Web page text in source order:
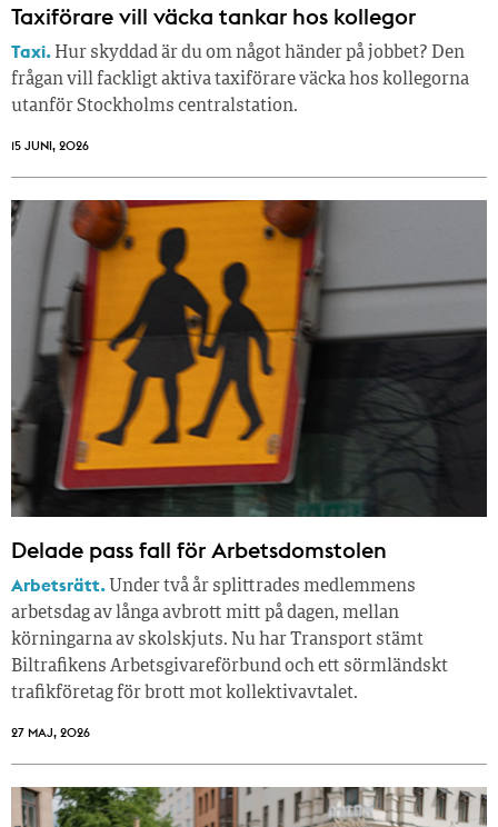
Taxiförare vill väcka tankar hos kollegor
Taxi. Hur skyddad är du om något händer på jobbet? Den
frågan vill fackligt aktiva taxiförare väcka hos kollegorna
utanför Stockholms centralstation.
15 JUNI, 2026
Delade pass fall för Arbetsdomstolen
Arbetsrätt. Under två år splittrades medlemmens
arbetsdag av långa avbrott mitt på dagen, mellan
körningarna av skolskjuts. Nu har Transport stämt
Biltrafikens Arbetsgivareförbund och ett sörmländskt
trafikföretag för brott mot kollektivavtalet.
27 MAJ, 2026